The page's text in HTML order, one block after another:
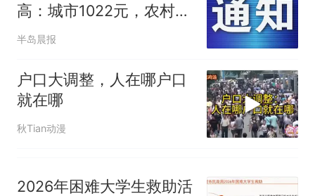
高：城市1022元，农村提
至855元、1022元
半岛晨报
户口大调整，人在哪户口
就在哪
秋Tian动漫
2026年困难大学生救助活